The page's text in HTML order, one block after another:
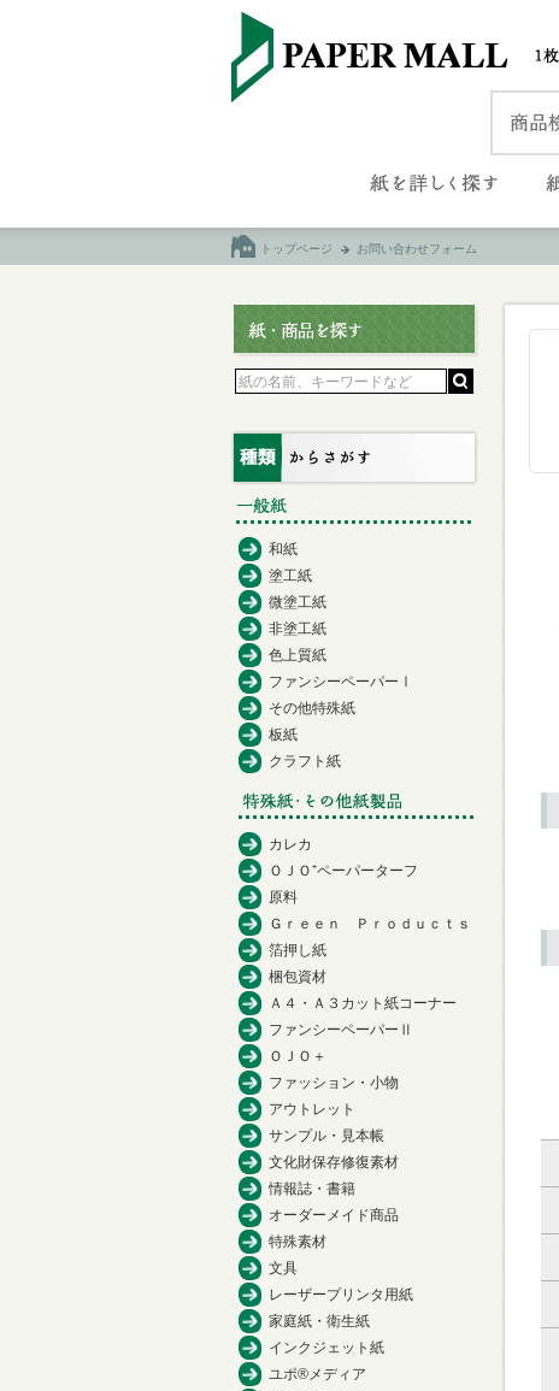
トップページ お問い合わせフォーム
和紙
塗工紙
微塗工紙
非塗工紙
色上質紙
ファンシーペーパーⅠ
その他特殊紙
板紙
クラフト紙
カレカ
ＯＪＯ⁺ペーパーターフ
原料
Ｇｒｅｅｎ Ｐｒｏｄｕｃｔｓ
箔押し紙
梱包資材
Ａ４・Ａ３カット紙コーナー
ファンシーペーパーⅡ
ＯＪＯ＋
ファッション・小物
アウトレット
サンプル・見本帳
文化財保存修復素材
情報誌・書籍
オーダーメイド商品
特殊素材
文具
レーザープリンタ用紙
家庭紙・衛生紙
インクジェット紙
ユポ®メディア